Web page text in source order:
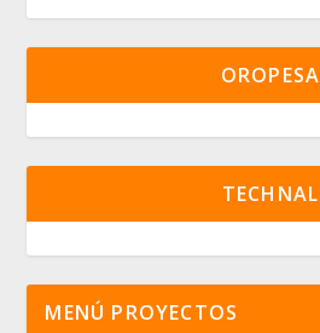
OROPESA
TECHNAL
MENÚ PROYECTOS